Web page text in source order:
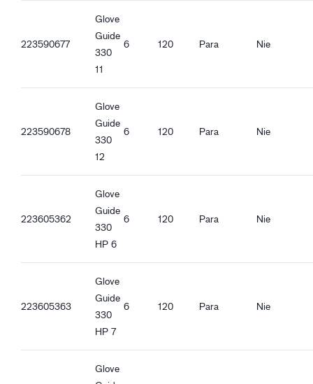
223590677
Glove
Guide
330
11
6 120 Para Nie
223590678
Glove
Guide
330
12
6 120 Para Nie
223605362
Glove
Guide
330
HP 6
6 120 Para Nie
223605363
Glove
Guide
330
HP 7
6 120 Para Nie
Glove